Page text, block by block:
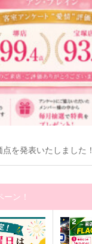
点を発表いたしました！
ン！